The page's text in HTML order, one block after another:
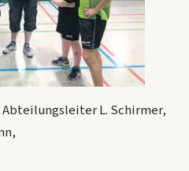
Abteilungsleiter L. Schirmer,